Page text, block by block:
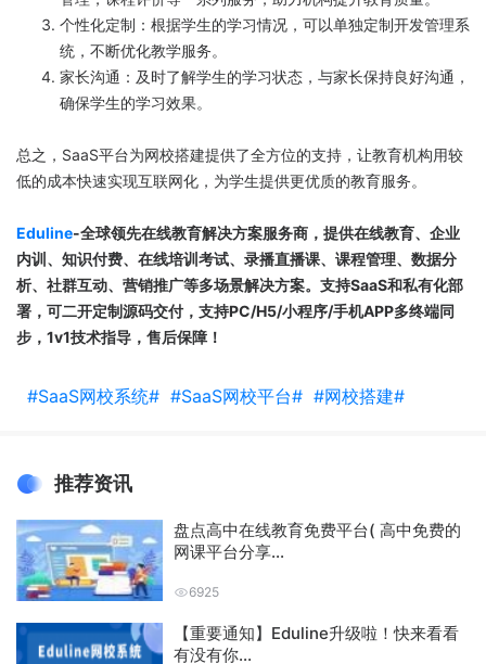
个性化定制：根据学生的学习情况，可以单独定制开发管理系
统，不断优化教学服务。
家长沟通：及时了解学生的学习状态，与家长保持良好沟通，
确保学生的学习效果。
总之，SaaS平台为网校搭建提供了全方位的支持，让教育机构用较
低的成本快速实现互联网化，为学生提供更优质的教育服务。
Eduline-全球领先在线教育解决方案服务商， 提供在线教育、企业
内训、知识付费、在线培训考试、录播直播课、课程管理、数据分
析、社群互动、营销推广等多场景解决方案。 支持SaaS和私有化部
署，可二开定制源码交付，支持PC/H5/小程序/手机APP多终端同
步，1v1技术指导，售后保障！
#SaaS网校系统# #SaaS网校平台# #网校搭建#
推荐资讯
盘点高中在线教育免费平台( 高中免费的
网课平台分享...
6925
【重要通知】Eduline升级啦！快来看看
有没有你...